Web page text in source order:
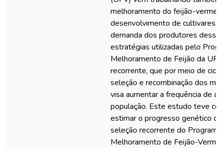
melhoramento do feijão-
desenvolvimento de cultivares
demanda dos produtores dessa
estratégias utilizadas pelo
Melhoramento de Feijão da
recorrente, que por meio de
seleção e recombinação dos
visa aumentar a frequência de
população. Este estudo teve
estimar o progresso genético
seleção recorrente do
Melhoramento de Feijão-